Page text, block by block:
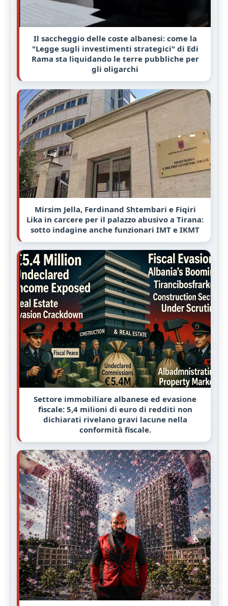
Il saccheggio delle coste albanesi: come la
"Legge sugli investimenti strategici" di Edi
Rama sta liquidando le terre pubbliche per
gli oligarchi
Mirsim Jella, Ferdinand Shtembari e Fiqiri
Lika in carcere per il palazzo abusivo a Tirana:
sotto indagine anche funzionari IMT e IKMT
Settore immobiliare albanese ed evasione
fiscale: 5,4 milioni di euro di redditi non
dichiarati rivelano gravi lacune nella
conformità fiscale.